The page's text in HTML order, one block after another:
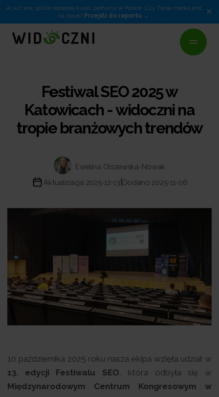
AI już wie, gdzie najlepiej kupić perfumy w Polsce. Czy Twoja marka jest
na liście? Przejdź do raportu ×
Festiwal SEO 2025 w
Katowicach - widoczni na
tropie branżowych trendów
Ewelina Olszewska-Nowak
Aktualizacja 2025-12-13 Dodano 2025-11-06
10 października 2025 roku nasza ekipa wzięła udział w
13. edycji Festiwalu SEO , która odbyła się w
Międzynarodowym Centrum Kongresowym w